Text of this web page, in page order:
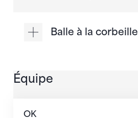
Balle à la corbeille
Équipe
OK